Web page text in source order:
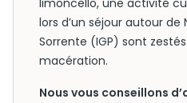
limoncello, une activité
lors d’un séjour autour de
Sorrente (IGP) sont
macération.
Nous vous conseillons